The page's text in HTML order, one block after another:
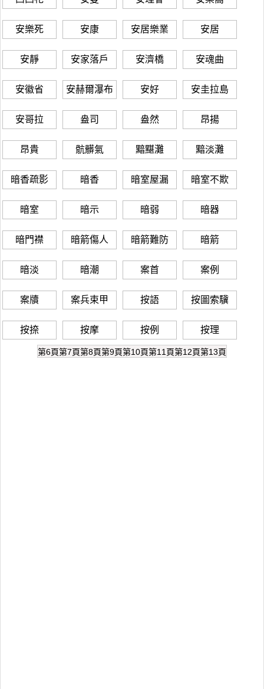
安樂死 安康 安居樂業 安居
安靜 安家落戶 安濟橋 安魂曲
安徽省 安赫爾瀑布 安好 安圭拉島
安哥拉 盎司 盎然 昂揚
昂貴 骯髒氣 黯黮灘 黯淡灘
暗香疏影 暗香 暗室屋漏 暗室不欺
暗室 暗示 暗弱 暗器
暗門襟 暗箭傷人 暗箭難防 暗箭
暗淡 暗潮 案首 案例
案牘 案兵束甲 按語 按圖索驥
按捺 按摩 按例 按理
第6頁第7頁第8頁第9頁第10頁第11頁第12頁第13頁